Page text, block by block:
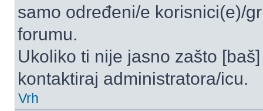
samo određeni/e korisnici(e)/
forumu.
Ukoliko ti nije jasno zašto
kontaktiraj administratora/icu.
Vrh